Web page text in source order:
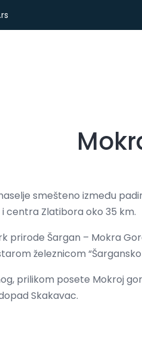
smešteno između
i centra Zlatibora oko 35 km.
prirode Šargan – Mokra
železnicom
prilikom posete Mokroj
Skakavac.